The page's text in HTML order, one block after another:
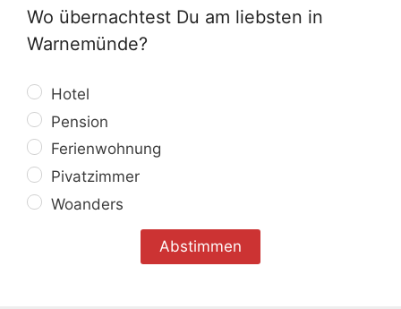
Wo übernachtest Du am liebsten in
Warnemünde?
Hotel
Pension
Ferienwohnung
Pivatzimmer
Woanders